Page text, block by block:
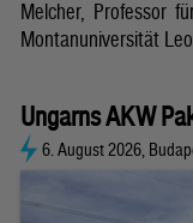
Melcher, Professor
Montanuniversität
Ungarns AKW
6. August 2026,